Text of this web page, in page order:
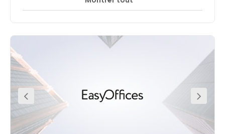
the offices in the building that overlook the Cathedral of
Saint Michael and Saint Gudula. The offices and
third floor and are dedicated to the Bajau.